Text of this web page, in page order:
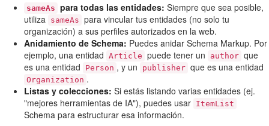
sameAs para todas las entidades: Siempre que sea posible,
utiliza
sameAs para vincular tus entidades (no solo tu
organización) a sus perfiles autorizados en la web.
Anidamiento de Schema: Puedes anidar Schema Markup. Por
ejemplo, una entidad Article puede tener un author que
es una entidad
Person , y un publisher que es una entidad
Organization .
Listas y colecciones: Si estás listando varias entidades (ej.
"mejores herramientas de IA"), puedes usar ItemList
Schema para estructurar esa información.